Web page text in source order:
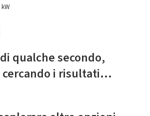
qualche secondo,
i risultati...